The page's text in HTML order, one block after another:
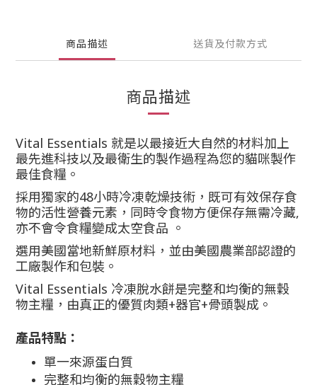
商品描述 送貨及付款方式
商品描述
Vital Essentials 就是以最接近大自然的材料加上
最先進科技以及最衛生的製作過程為您的貓咪製作
最佳食糧。
採用獨家的48小時冷凍乾燥技術，既可有效保存食
物的活性營養元素，同時令食物方便保存無需冷藏,
亦不會令食糧變成太空食品 。
選用美國當地新鮮原材料，並由美國農業部認證的
工廠製作和包裝。
Vital Essentials 冷凍脫水餅是完整和均衡的無穀
物主糧，由真正的優質肉類+器官+骨頭製成。
產品特點：
單一來源蛋白質
完整和均衡的無穀物主糧